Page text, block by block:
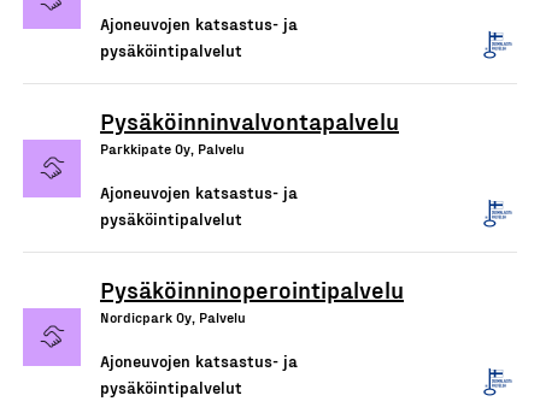
Ajoneuvojen katsastus- ja
pysäköintipalvelut
Pysäköinninvalvontapalvelu
Parkkipate Oy, Palvelu
Ajoneuvojen katsastus- ja
pysäköintipalvelut
Pysäköinninoperointipalvelu
Nordicpark Oy, Palvelu
Ajoneuvojen katsastus- ja
pysäköintipalvelut